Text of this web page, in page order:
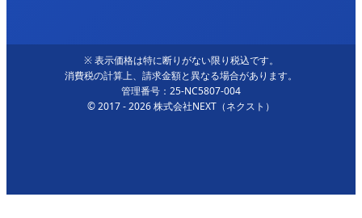
※ 表示価格は特に断りがない限り税込です。
消費税の計算上、請求金額と異なる場合があります。
管理番号：25-NC5807-004
© 2017 - 2026 株式会社NEXT（ネクスト）